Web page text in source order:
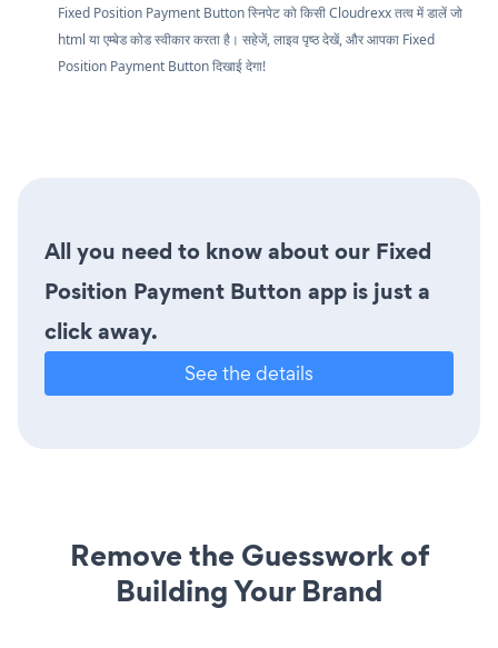
Fixed Position Payment Button स्निपेट को किसी Cloudrexx तत्व में डालें जो
html या एम्बेड कोड स्वीकार करता है। सहेजें, लाइव पृष्ठ देखें, और आपका Fixed
Position Payment Button दिखाई देगा!
All you need to know about our Fixed
Position Payment Button app is just a
click away.
See the details
Remove the Guesswork of
Building Your Brand